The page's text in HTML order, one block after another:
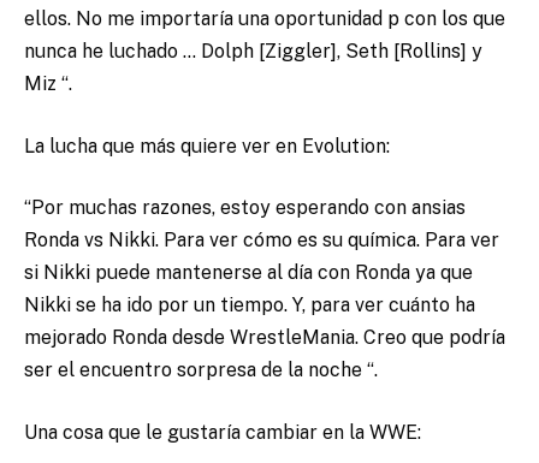
ellos. No me importaría una oportunidad p con los que
nunca he luchado … Dolph [Ziggler], Seth [Rollins] y
Miz “.
La lucha que más quiere ver en Evolution:
“Por muchas razones, estoy esperando con ansias
Ronda vs Nikki. Para ver cómo es su química. Para ver
si Nikki puede mantenerse al día con Ronda ya que
Nikki se ha ido por un tiempo. Y, para ver cuánto ha
mejorado Ronda desde WrestleMania. Creo que podría
ser el encuentro sorpresa de la noche “.
Una cosa que le gustaría cambiar en la WWE: